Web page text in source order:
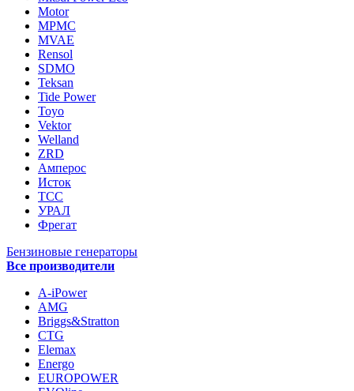
Motor
MPMC
MVAE
Rensol
SDMO
Teksan
Tide Power
Toyo
Vektor
Welland
ZRD
Амперос
Исток
ТСС
УРАЛ
Фрегат
Бензиновые генераторы
Все производители
A-iPower
AMG
Briggs&Stratton
CTG
Elemax
Energo
EUROPOWER